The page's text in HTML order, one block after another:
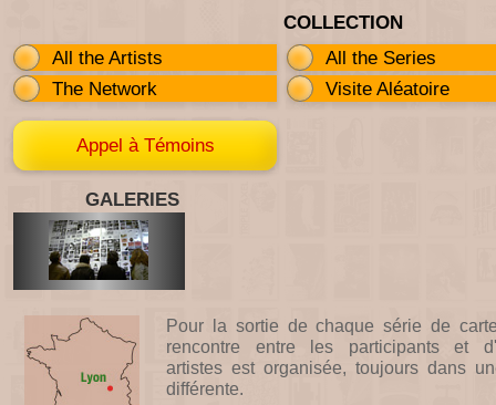
COLLECTION
All the Artists
All the Series
The Network
Visite Aléatoire
Appel à Témoins
GALERIES
Pour la sortie de chaque série de
rencontre entre les participants et
artistes est organisée, toujours dans
différente.